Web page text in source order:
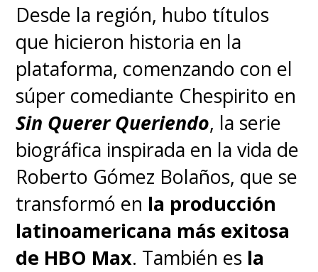
Desde la región, hubo títulos
que hicieron historia en la
plataforma, comenzando con el
súper comediante Chespirito en
Sin Querer Queriendo, la serie
biográfica inspirada en la vida de
Roberto Gómez Bolaños, que se
transformó en la producción
latinoamericana más exitosa
de HBO Max. También es la